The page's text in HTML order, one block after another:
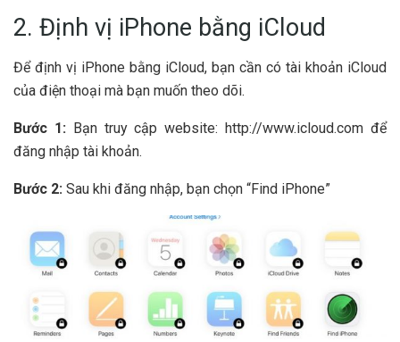
2. Định vị iPhone bằng iCloud
Để định vị iPhone bằng iCloud, bạn cần có tài khoản iCloud
của điện thoại mà bạn muốn theo dõi.
Bước 1: Bạn truy cập website: http://www.icloud.com để
đăng nhập tài khoản.
Bước 2: Sau khi đăng nhập, bạn chọn “Find iPhone”